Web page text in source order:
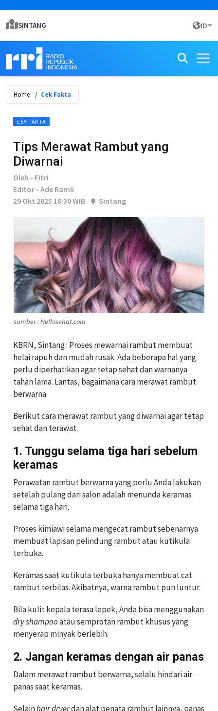
SINTANG ID
Home Cek Fakta
CEK FAKTA
Tips Merawat Rambut yang
Diwarnai
Oleh - Fitri
Editor - Ade Ramli
29 Okt 2025 16:30 WIB
Sintang
sumber : Hellosehat.com
KBRN, Sintang : Proses mewarnai rambut membuat
helai rapuh dan mudah rusak. Ada beberapa hal yang
perlu diperhatikan agar tetap sehat dan warnanya
tahan lama. Lantas, bagaimana cara merawat rambut
berwarna
Berikut cara merawat rambut yang diwarnai agar tetap
sehat dan terawat.
1. Tunggu selama tiga hari sebelum
keramas
Perawatan rambut berwarna yang perlu Anda lakukan
setelah pulang dari salon adalah menunda keramas
selama tiga hari.
Proses kimiawi selama mengecat rambut sebenarnya
membuat lapisan pelindung rambut atau kutikula
terbuka.
Keramas saat kutikula terbuka hanya membuat cat
rambut terbilas. Akibatnya, warna rambut pun luntur.
Bila kulit kepala terasa lepek, Anda bisa menggunakan
dry shampooatau semprotan rambut khusus yang
menyerap minyak berlebih.
2. Jangan keramas dengan air panas
Dalam merawat rambut berwarna, selalu hindari air
panas saat keramas.
Selainhair dryerdan alat penata rambut lainnya, panas